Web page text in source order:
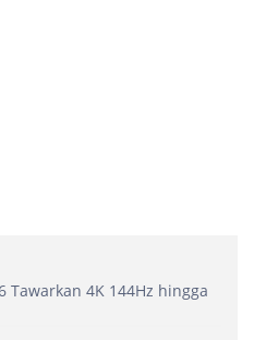
Tawarkan 4K 144Hz hingga